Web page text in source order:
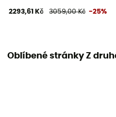
2293,61 Kč 3059,00 Kč -25%
Oblíbené stránky Z